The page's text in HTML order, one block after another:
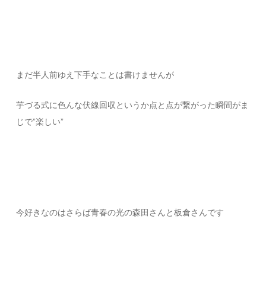
まだ半人前ゆえ下手なことは書けませんが
芋づる式に色んな伏線回収というか点と点が繋がった瞬間がま
じで”楽しい”
今好きなのはさらば青春の光の森田さんと板倉さんです